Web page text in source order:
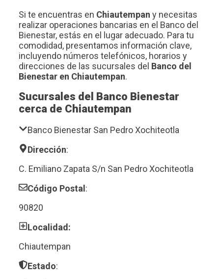
Si te encuentras en Chiautempan y necesitas
realizar operaciones bancarias en el Banco del
Bienestar, estás en el lugar adecuado. Para tu
comodidad, presentamos información clave,
incluyendo números telefónicos, horarios y
direcciones de las sucursales del Banco del
Bienestar en Chiautempan.
Sucursales del Banco Bienestar
cerca de Chiautempan
Banco Bienestar San Pedro Xochiteotla
Dirección:
C. Emiliano Zapata S/n San Pedro Xochiteotla
Código Postal:
90820
Localidad:
Chiautempan
Estado: